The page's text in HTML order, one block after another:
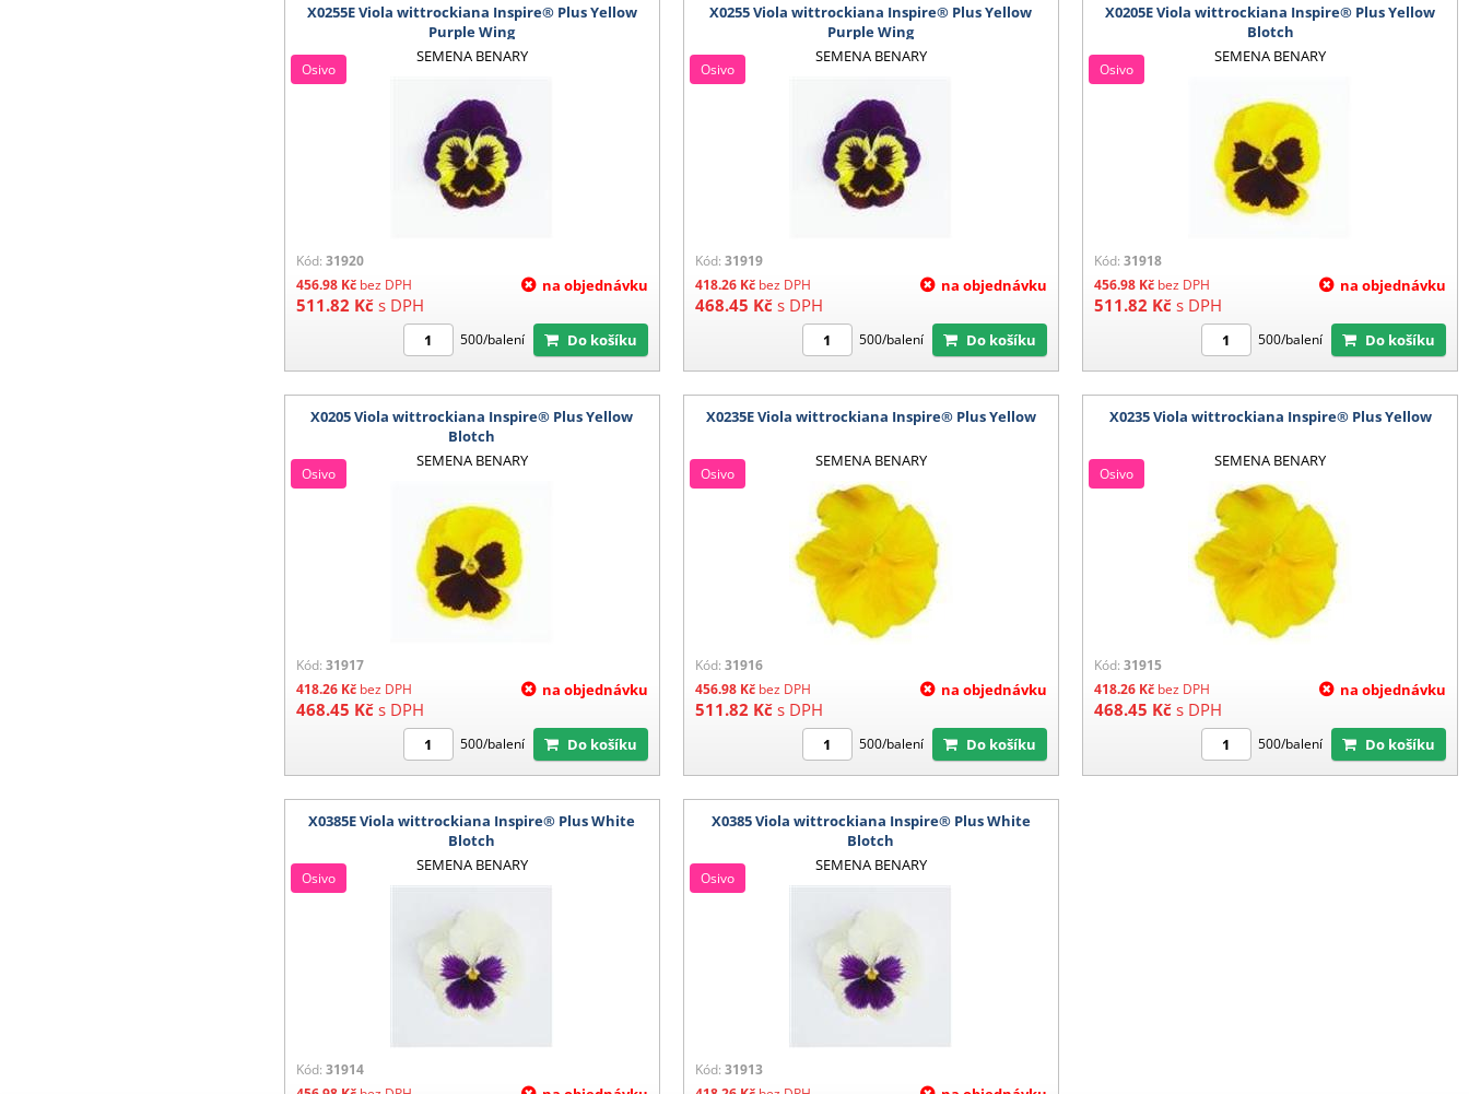
X0255E Viola wittrockiana Inspire® Plus Yellow
Purple Wing
SEMENA BENARY
Kód: 31920
456.98 Kč bez DPH
511.82 Kč s DPH
Osivo
na objednávku
500/balení Do košíku
X0255 Viola wittrockiana Inspire® Plus Yellow
Purple Wing
SEMENA BENARY
Kód:31919
418.26 Kč bez DPH
468.45 Kč s DPH
Osivo
na objednávku
500/balení Do košíku
X0205E Viola wittrockiana Inspire® Plus Yellow
Blotch
SEMENA BENARY
Kód:31918
456.98 Kč bez DPH
511.82 Kč s DPH
Osivo
na objednávku
500/balení Do košíku
X0205 Viola wittrockiana Inspire® Plus Yellow
Blotch
SEMENA BENARY
Kód: 31917
418.26 Kč bez DPH
468.45 Kč s DPH
Osivo
na objednávku
500/balení Do košíku
X0235E Viola wittrockiana Inspire® Plus Yellow
SEMENA BENARY
Kód:31916
456.98 Kč bez DPH
511.82 Kč s DPH
Osivo
na objednávku
500/balení Do košíku
X0235 Viola wittrockiana Inspire® Plus Yellow
SEMENA BENARY
Kód:31915
418.26 Kč bez DPH
468.45 Kč s DPH
Osivo
na objednávku
500/balení Do košíku
X0385E Viola wittrockiana Inspire® Plus White
Blotch
SEMENA BENARY
Kód: 31914
Osivo
X0385 Viola wittrockiana Inspire® Plus White
Blotch
SEMENA BENARY
Kód:31913
Osivo